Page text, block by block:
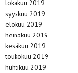
lokakuu 2019
syyskuu 2019
elokuu 2019
heinäkuu 2019
kesäkuu 2019
toukokuu 2019
huhtikuu 2019